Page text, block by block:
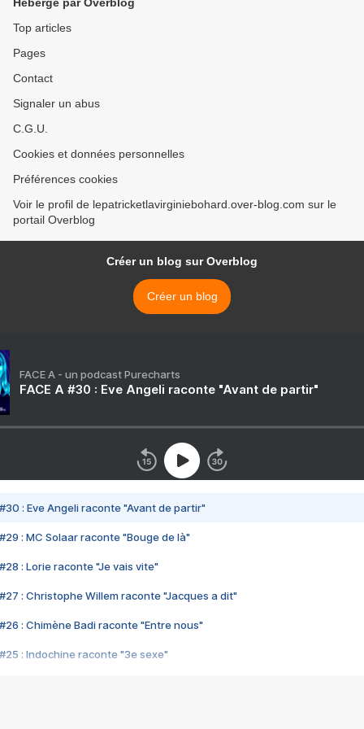
Top articles
Pages
Contact
Signaler un abus
C.G.U.
Cookies et données personnelles
Préférences cookies
Voir le profil de lepatricketlavirginiebohard.over-blog.com sur le
portail Overblog
Créer un blog sur Overblog
Créer un blog
FACE A - un podcast Purecharts
FACE A #30 : Eve Angeli raconte "Avant de partir"
#30 : Eve Angeli raconte "Avant de partir"
#29 : MC Solaar raconte "Bouge de là"
#28 : Lorie raconte "Je vais vite"
#27 : Christophe Willem raconte "Jacques a dit"
#26 : Chimène Badi raconte "Entre nous"
#25 : Indochine raconte "3e sexe"